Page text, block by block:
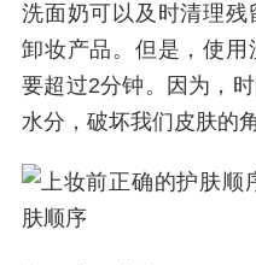
洗面奶可以及时清理
卸妆产品。但是，使
要超过2分钟。因为，
水分，破坏我们皮肤的